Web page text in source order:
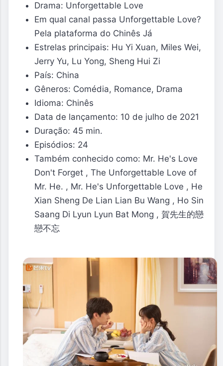
Drama: Unforgettable Love
Em qual canal passa Unforgettable Love?
Pela plataforma do Chinês Já
Estrelas principais: Hu Yi Xuan, Miles Wei,
Jerry Yu, Lu Yong, Sheng Hui Zi
País: China
Gêneros: Comédia, Romance, Drama
Idioma: Chinês
Data de lançamento: 10 de julho de 2021
Duração: 45 min.
Episódios: 24
Também conhecido como: Mr. He's Love
Don't Forget , The Unforgettable Love of
Mr. He. , Mr. He's Unforgettable Love , He
Xian Sheng De Lian Lian Bu Wang , Ho Sin
Saang Di Lyun Lyun Bat Mong , 賀先生的戀
戀不忘